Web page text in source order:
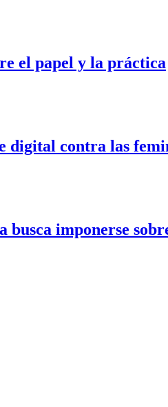
el papel y la práctica
digital contra las
imponerse